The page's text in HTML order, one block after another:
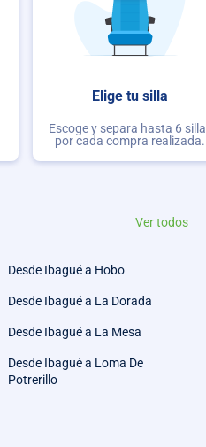
Elige tu silla
Escoge y separa hasta 6
por cada compra realizada.
Ver todos
Desde Ibagué a Hobo
Desde Ibagué a La Dorada
Desde Ibagué a La Mesa
Desde Ibagué a Loma De
Potrerillo